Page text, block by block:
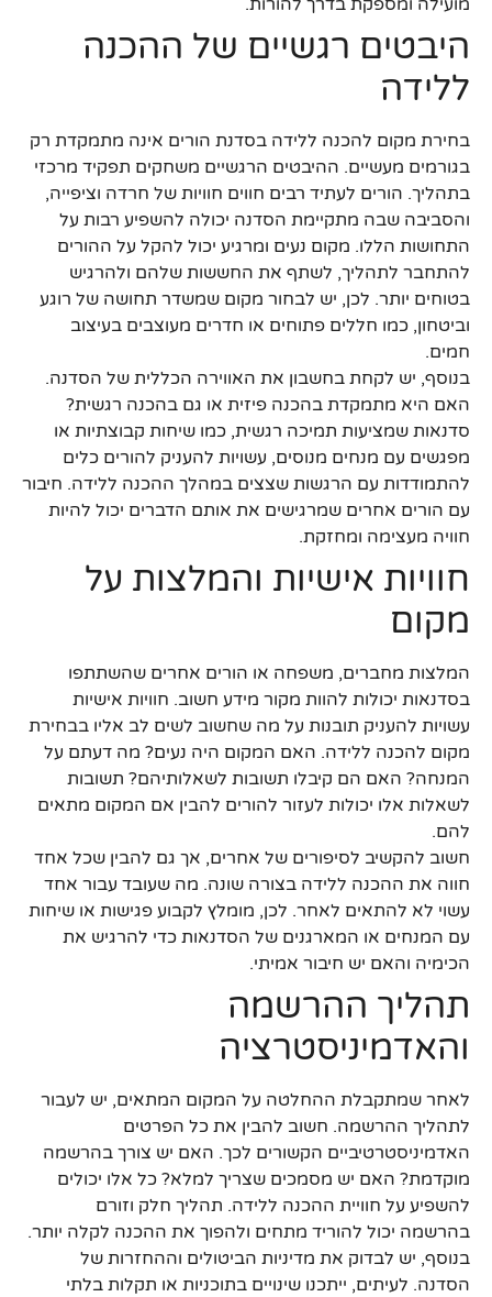
מועילה ומספקת בדרך להורות.
היבטים רגשיים של ההכנה
ללידה
בחירת מקום להכנה ללידה בסדנת הורים אינה מתמקדת רק
בגורמים מעשיים. ההיבטים הרגשיים משחקים תפקיד מרכזי
בתהליך. הורים לעתיד רבים חווים חוויות של חרדה וציפייה,
והסביבה שבה מתקיימת הסדנה יכולה להשפיע רבות על
התחושות הללו. מקום נעים ומרגיע יכול להקל על ההורים
להתחבר לתהליך, לשתף את החששות שלהם ולהרגיש
בטוחים יותר. לכן, יש לבחור מקום שמשדר תחושה של רוגע
וביטחון, כמו חללים פתוחים או חדרים מעוצבים בעיצוב
חמים.
בנוסף, יש לקחת בחשבון את האווירה הכללית של הסדנה.
האם היא מתמקדת בהכנה פיזית או גם בהכנה רגשית?
סדנאות שמציעות תמיכה רגשית, כמו שיחות קבוצתיות או
מפגשים עם מנחים מנוסים, עשויות להעניק להורים כלים
להתמודדות עם הרגשות שצצים במהלך ההכנה ללידה. חיבור
עם הורים אחרים שמרגישים את אותם הדברים יכול להיות
חוויה מעצימה ומחזקת.
חוויות אישיות והמלצות על
מקום
המלצות מחברים, משפחה או הורים אחרים שהשתתפו
בסדנאות יכולות להוות מקור מידע חשוב. חוויות אישיות
עשויות להעניק תובנות על מה שחשוב לשים לב אליו בבחירת
מקום להכנה ללידה. האם המקום היה נעים? מה דעתם על
המנחה? האם הם קיבלו תשובות לשאלותיהם? תשובות
לשאלות אלו יכולות לעזור להורים להבין אם המקום מתאים
להם.
חשוב להקשיב לסיפורים של אחרים, אך גם להבין שכל אחד
חווה את ההכנה ללידה בצורה שונה. מה שעובד עבור אחד
עשוי לא להתאים לאחר. לכן, מומלץ לקבוע פגישות או שיחות
עם המנחים או המארגנים של הסדנאות כדי להרגיש את
הכימיה והאם יש חיבור אמיתי.
תהליך ההרשמה
והאדמיניסטרציה
לאחר שמתקבלת ההחלטה על המקום המתאים, יש לעבור
לתהליך ההרשמה. חשוב להבין את כל הפרטים
האדמיניסטרטיביים הקשורים לכך. האם יש צורך בהרשמה
מוקדמת? האם יש מסמכים שצריך למלא? כל אלו יכולים
להשפיע על חוויית ההכנה ללידה. תהליך חלק וזורם
בהרשמה יכול להוריד מתחים ולהפוך את ההכנה לקלה יותר.
בנוסף, יש לבדוק את מדיניות הביטולים וההחזרות של
הסדנה. לעיתים, ייתכנו שינויים בתוכניות או תקלות בלתי